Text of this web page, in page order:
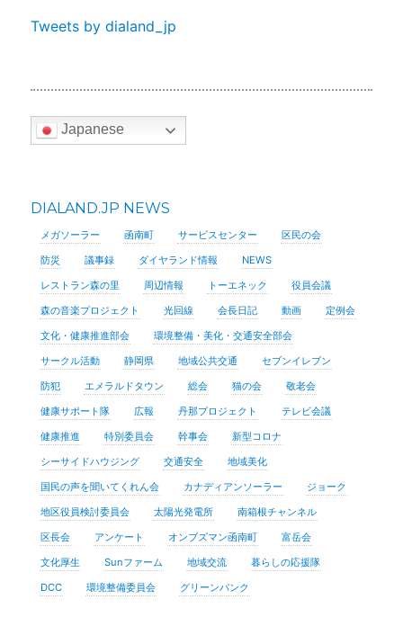
Tweets by dialand_jp
Japanese
DIALAND.JP NEWS
メガソーラー 函南町 サービスセンター
区民の会
防災
議事録 ダイヤランド情報
NEWS
レストラン森の里
周辺情報 トーエネック
役員会議
森の音楽プロジェクト
光回線 会長日記 動画
定例会
文化・健康推進部会
環境整備・美化・交通安全部会
サークル活動
静岡県 地域公共交通
セブンイレブン
防犯
エメラルドタウン 総会 猫の会
敬老会
健康サポート隊
広報 丹那プロジェクト
テレビ会議
健康推進
特別委員会 幹事会
新型コロナ
シーサイドハウジング
交通安全
地域美化
国民の声を聞いてくれん会
カナディアンソーラー
ジョーク
地区役員検討委員会
太陽光発電所
南箱根チャンネル
区長会
アンケート オンブズマン函南町
富岳会
文化厚生
Sunファーム 地域交流
暮らしの応援隊
DCC
環境整備委員会 グリーンバンク